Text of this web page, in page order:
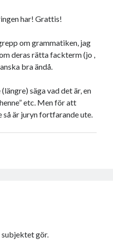
har! Grattis!
om grammatiken, jag
deras rätta fackterm (jo ,
bra ändå.
säga vad det är, en
etc. Men för att
så är juryn fortfarande ute.
gör.